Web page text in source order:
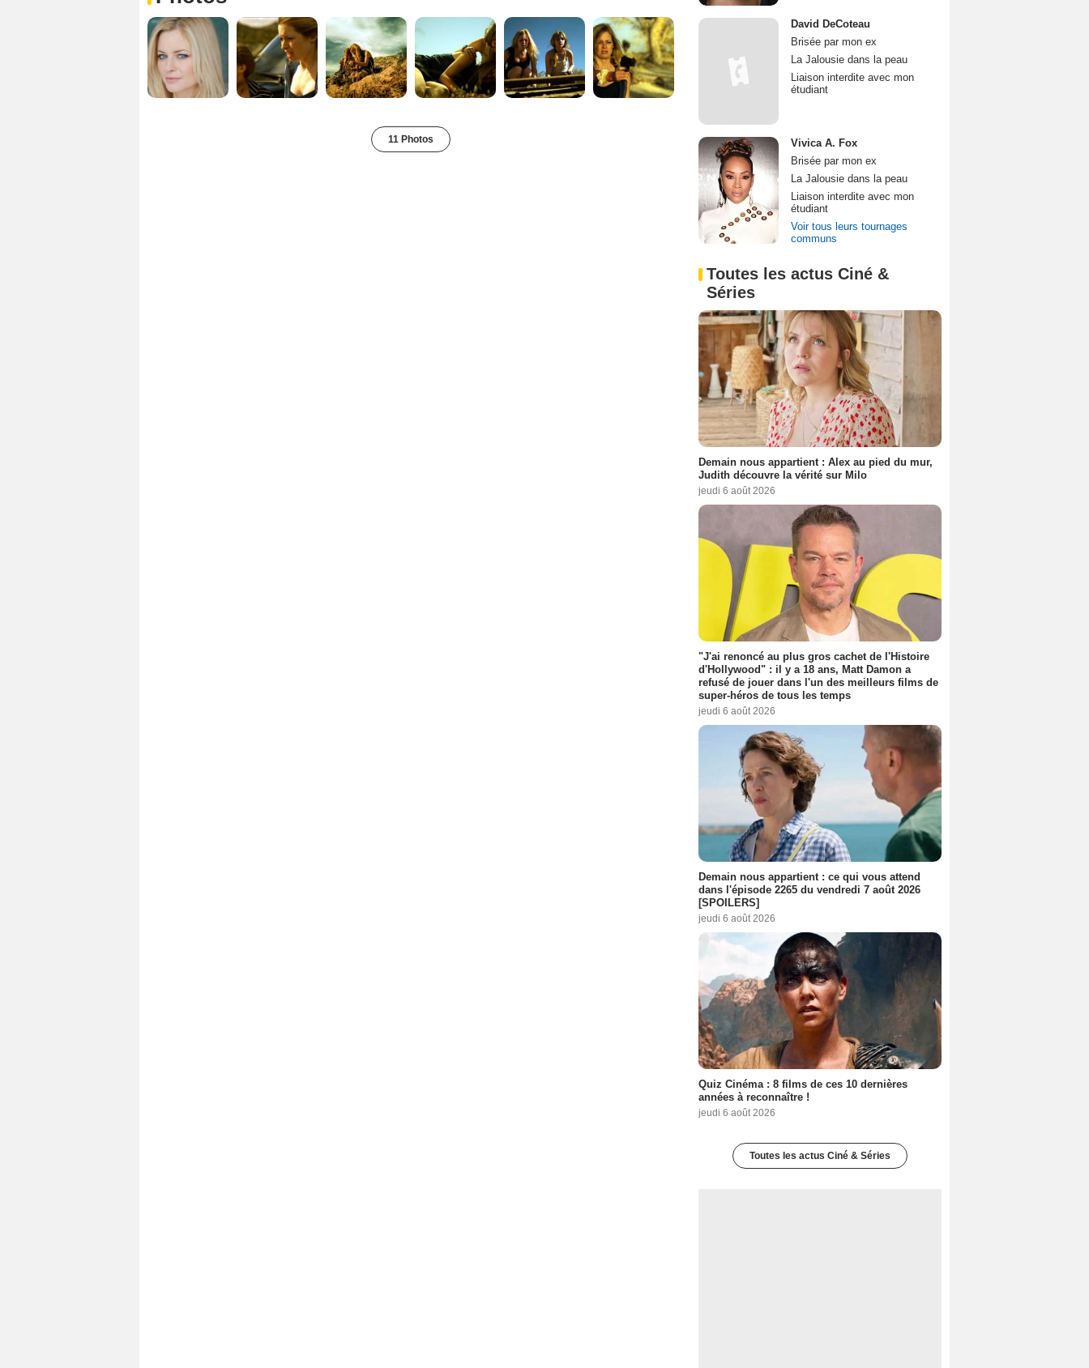
11 Photos
David DeCoteau
Brisée par mon ex
La Jalousie dans la peau
Liaison interdite avec mon
étudiant
Vivica A. Fox
Brisée par mon ex
La Jalousie dans la peau
Liaison interdite avec mon
étudiant
Voir tous leurs tournages
communs
Toutes les actus Ciné &
Séries
Demain nous appartient : Alex au pied du mur,
Judith découvre la vérité sur Milo
jeudi 6 août 2026
"J'ai renoncé au plus gros cachet de l'Histoire
d'Hollywood" : il y a 18 ans, Matt Damon a
refusé de jouer dans l'un des meilleurs films de
super-héros de tous les temps
jeudi 6 août 2026
Demain nous appartient : ce qui vous attend
dans l'épisode 2265 du vendredi 7 août 2026
[SPOILERS]
jeudi 6 août 2026
Quiz Cinéma : 8 films de ces 10 dernières
années à reconnaître !
jeudi 6 août 2026
Toutes les actus Ciné & Séries